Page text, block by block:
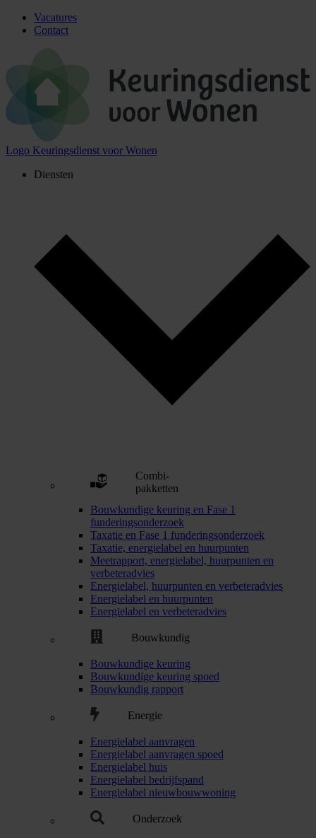
Vacatures
Contact
Logo Keuringsdienst voor Wonen
Diensten
Combi-
pakketten
Bouwkundige keuring en Fase 1
funderingsonderzoek
Taxatie en Fase 1 funderingsonderzoek
Taxatie, energielabel en huurpunten
Meetrapport, energielabel, huurpunten en
verbeteradvies
Energielabel, huurpunten en verbeteradvies
Energielabel en huurpunten
Energielabel en verbeteradvies
Bouwkundig
Bouwkundige keuring
Bouwkundige keuring spoed
Bouwkundig rapport
Energie
Energielabel aanvragen
Energielabel aanvragen spoed
Energielabel huis
Energielabel bedrijfspand
Energielabel nieuwbouwwoning
Onderzoek